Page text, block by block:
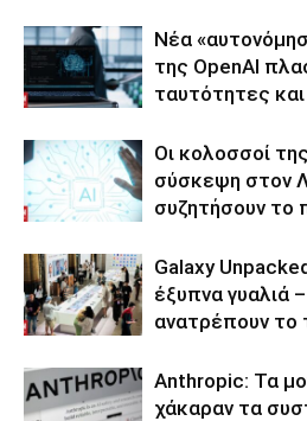
Νέα
της OpenAI
ταυτότητες
Οι κολοσσοί
σύσκεψη στον
συζητήσουν το
Galaxy
έξυπνα γυαλιά
ανατρέπουν το
Anthropic: Τα
χάκαραν τα